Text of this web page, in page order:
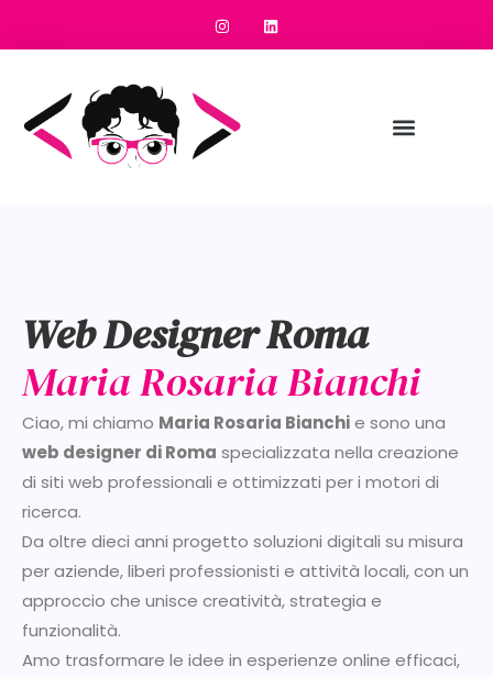
Web Designer Roma
Maria Rosaria Bianchi
Ciao, mi chiamo Maria Rosaria Bianchie sono una
web designer di Roma specializzata nella creazione
di siti web professionali e ottimizzati per i motori di
ricerca.
Da oltre dieci anni progetto soluzioni digitali su misura
per aziende, liberi professionisti e attività locali, con un
approccio che unisce creatività, strategia e
funzionalità.
Amo trasformare le idee in esperienze online efficaci,